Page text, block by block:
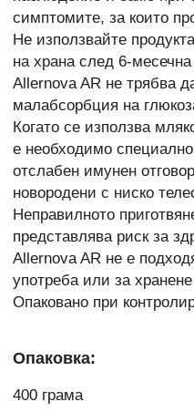
симптомите, за които
Не използвайте
на храна след 6-месечна
Allernova AR не трябва
малабсорбция на
Когато се използва
е необходимо
отслабен имунен
новородени с ниско
Неправилното
представлява риск за
Allernova AR не е
употреба или за
Опаковано при
Опаковка:
400 грама